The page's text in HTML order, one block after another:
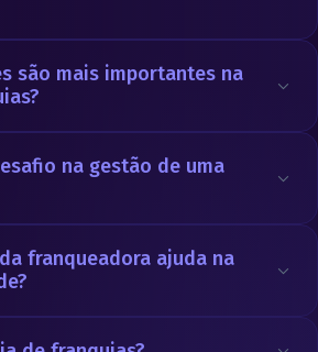
são mais importantes na
na gestão de uma
franqueadora ajuda na